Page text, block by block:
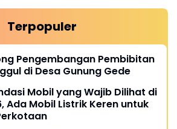
Terpopuler
Pengembangan Pembibitan
di Desa Gunung Gede
Mobil yang Wajib Dilihat di
Ada Mobil Listrik Keren untuk